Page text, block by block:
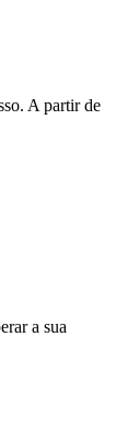
A partir de
a sua